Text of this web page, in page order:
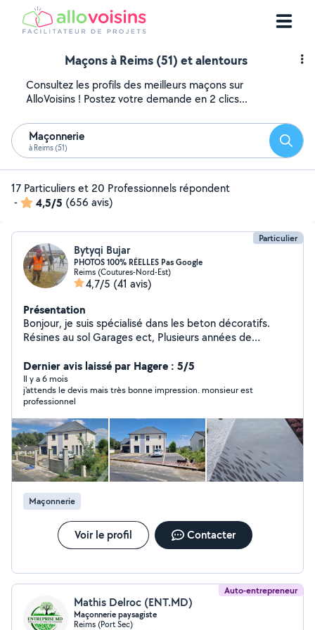
Maçons à Reims (51) et alentours
Consultez les profils des meilleurs maçons sur
AlloVoisins ! Postez votre demande en 2 clics...
Maçonnerie
à Reims (51)
17 Particuliers et 20 Professionnels répondent
-
4,5/5 (656 avis)
Particulier
Bytyqi Bujar
PHOTOS 100% RÉELLES Pas Google
Reims (Coutures-Nord-Est)
4,7/5 (41 avis)
Présentation
Bonjour, je suis spécialisé dans les beton décoratifs.
Résines au sol Garages ect, Plusieurs années de
rigides/souples, Enduits, Placo, Carrelage, Pavé, Parquet
Stratifié, ect, ect, Béton : Béton Ciré, Désactive, Lave,
Imprimé, Coloré, Lisse, Boucharde, Balayé, Sablé, etc
ect, Je suis également gérant d'entreprise "ALBA
Travaux" qui se situe a Reims Rénovation générale
Intérieure et extérieure, Pour toutes vos questions ou
renseignements ne hésiter pas à me contacter à tout
moment, Bien cordialement
Dernier avis laissé par Hagere : 5/5
Il y a 6 mois
j'attends le devis mais très bonne impression. monsieur est
professionnel
Maçonnerie
Voir le profil Contacter
Auto-entrepreneur
Mathis Delroc (ENT.MD)
Maçonnerie paysagiste
Reims (Port Sec)